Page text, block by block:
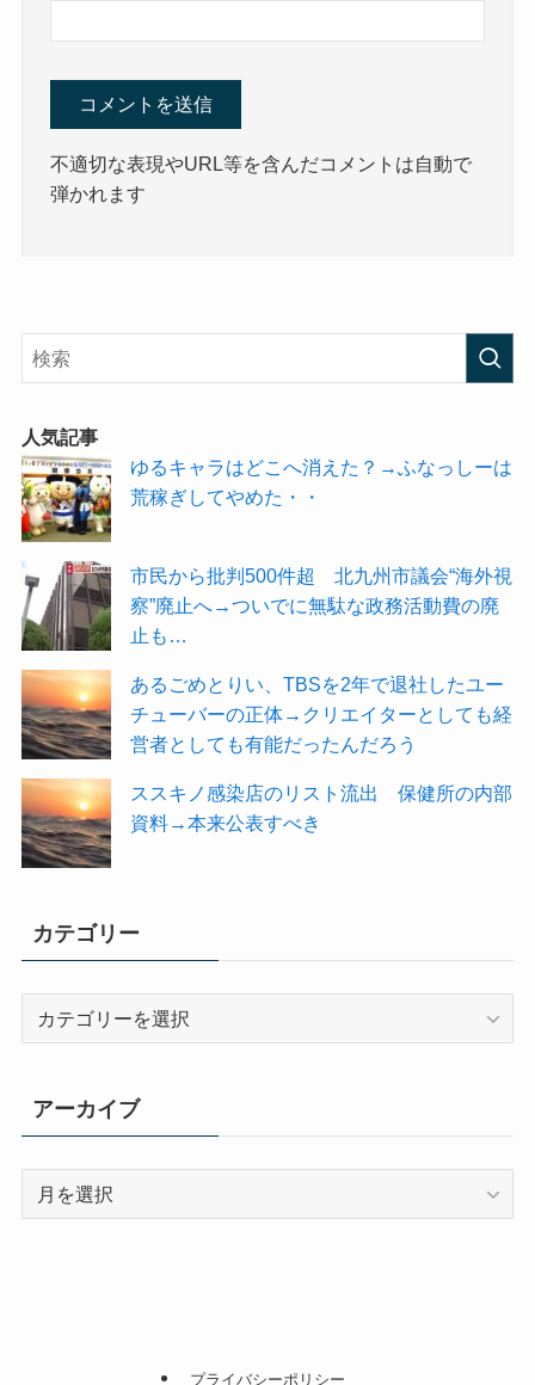
不適切な表現やURL等を含んだコメントは自動で
弾かれます
人気記事
ゆるキャラはどこへ消えた？→ふなっしーは
荒稼ぎしてやめた・・
市民から批判500件超 北九州市議会“海外視
察”廃止へ→ついでに無駄な政務活動費の廃
止も…
あるごめとりい、TBSを2年で退社したユー
チューバーの正体→クリエイターとしても経
営者としても有能だったんだろう
ススキノ感染店のリスト流出 保健所の内部
資料→本来公表すべき
カテゴリー
リ
ー
アーカイブ
プライバシーポリシー